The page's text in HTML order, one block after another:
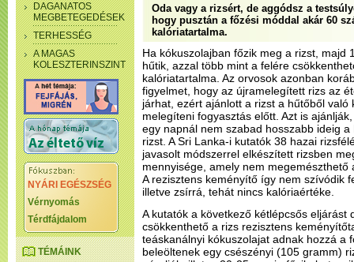
DAGANATOS
MEGBETEGEDÉSEK
TERHESSÉG
A MAGAS
KOLESZTERINSZINT
NYÁRI EGÉSZSÉG
Vérnyomás
Térdfájdalom
TÉMÁINK
Oda vagy a rizsért, de aggódsz a
hogy pusztán a főzési móddal akár 60
kalóriatartalma.
Ha kókuszolajban főzik meg a rizst, majd
hűtik, azzal több mint a felére
kalóriatartalma. Az orvosok azonban
figyelmet, hogy az újramelegített rizs az
járhat, ezért ajánlott a rizst a hűtőből való
melegíteni fogyasztás előtt. Azt is
egy napnál nem szabad hosszabb ideig
rizst. A Sri Lanka-i kutatók 38 hazai
javasolt módszerrel elkészített rizsben
mennyisége, amely nem
A rezisztens keményítő így nem szívódik
illetve zsírrá, tehát nincs kalóriaértéke.
A kutatók a következő kétlépcsős eljárást
csökkenthető a rizs rezisztens
teáskanálnyi kókuszolajat adnak hozzá a
beleöltenek egy csészényi (105 gramm)